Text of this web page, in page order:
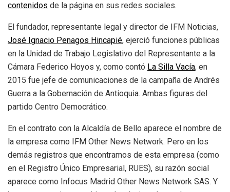
contenidos de la página en sus redes sociales.
El fundador, representante legal y director de IFM Noticias,
José Ignacio Penagos Hincapié, ejerció funciones públicas
en la Unidad de Trabajo Legislativo del Representante a la
Cámara Federico Hoyos y, como contó La Silla Vacía, en
2015 fue jefe de comunicaciones de la campaña de Andrés
Guerra a la Gobernación de Antioquia. Ambas figuras del
partido Centro Democrático.
En el contrato con la Alcaldía de Bello aparece el nombre de
la empresa como IFM Other News Network. Pero en los
demás registros que encontramos de esta empresa (como
en el Registro Único Empresarial, RUES), su razón social
aparece como Infocus Madrid Other News Network SAS. Y